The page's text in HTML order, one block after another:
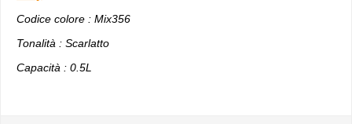
Codice colore : Mix356
Tonalità : Scarlatto
Capacità : 0.5L